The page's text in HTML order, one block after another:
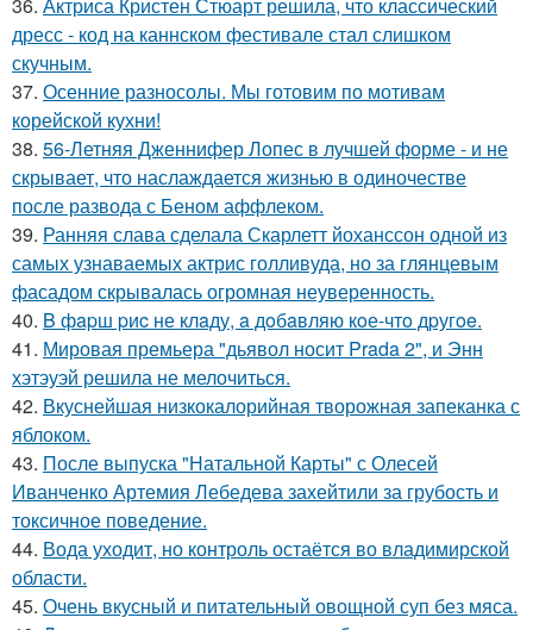
36. Актриса Кристен Стюарт решила, что классический
дресс - код на каннском фестивале стал слишком
скучным.
37. Осенние разносолы. Мы готовим по мотивам
корейской кухни!
38. 56-Летняя Дженнифер Лопес в лучшей форме - и не
скрывает, что наслаждается жизнью в одиночестве
после развода с Беном аффлеком.
39. Ранняя слава сделала Скарлетт йоханссон одной из
самых узнаваемых актрис голливуда, но за глянцевым
фасадом скрывалась огромная неуверенность.
40. B фapш pиc не клaду, a дoбaвляю кoе-чтo дpугoe.
41. Мировая премьера "дьявол носит Prada 2", и Энн
хэтэуэй решила не мелочиться.
42. Вкуснейшая низкокалорийная творожная запеканка с
яблоком.
43. После выпуска "Натальной Карты" с Олесей
Иванченко Артемия Лебедева захейтили за грубость и
токсичное поведение.
44. Вода уходит, но контроль остаётся во владимирской
области.
45. Очень вкусный и питательный овощной суп без мяса.